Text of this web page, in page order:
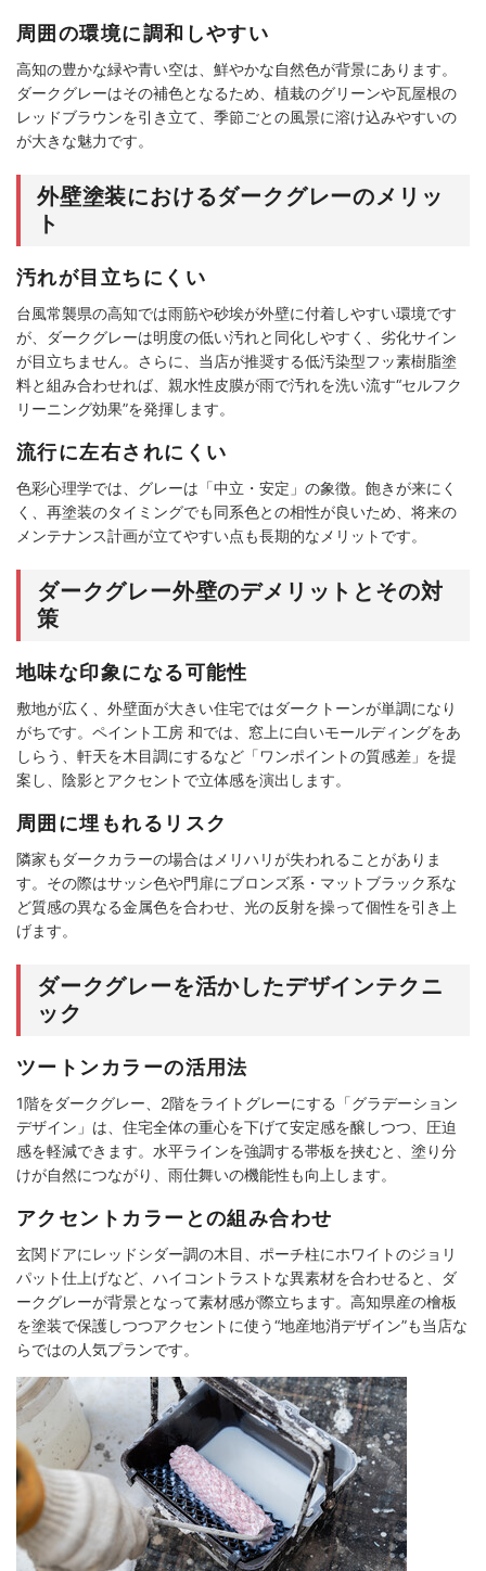
周囲の環境に調和しやすい
高知の豊かな緑や青い空は、鮮やかな自然色が背景にあります。
ダークグレーはその補色となるため、植栽のグリーンや瓦屋根の
レッドブラウンを引き立て、季節ごとの風景に溶け込みやすいの
が大きな魅力です。
外壁塗装におけるダークグレーのメリッ
ト
汚れが目立ちにくい
台風常襲県の高知では雨筋や砂埃が外壁に付着しやすい環境です
が、ダークグレーは明度の低い汚れと同化しやすく、劣化サイン
が目立ちません。さらに、当店が推奨する低汚染型フッ素樹脂塗
料と組み合わせれば、親水性皮膜が雨で汚れを洗い流す“セルフク
リーニング効果”を発揮します。
流行に左右されにくい
色彩心理学では、グレーは「中立・安定」の象徴。飽きが来にく
く、再塗装のタイミングでも同系色との相性が良いため、将来の
メンテナンス計画が立てやすい点も長期的なメリットです。
ダークグレー外壁のデメリットとその対
策
地味な印象になる可能性
敷地が広く、外壁面が大きい住宅ではダークトーンが単調になり
がちです。ペイント工房 和では、窓上に白いモールディングをあ
しらう、軒天を木目調にするなど「ワンポイントの質感差」を提
案し、陰影とアクセントで立体感を演出します。
周囲に埋もれるリスク
隣家もダークカラーの場合はメリハリが失われることがありま
す。その際はサッシ色や門扉にブロンズ系・マットブラック系な
ど質感の異なる金属色を合わせ、光の反射を操って個性を引き上
げます。
ダークグレーを活かしたデザインテクニ
ック
ツートンカラーの活用法
1階をダークグレー、2階をライトグレーにする「グラデーション
デザイン」は、住宅全体の重心を下げて安定感を醸しつつ、圧迫
感を軽減できます。水平ラインを強調する帯板を挟むと、塗り分
けが自然につながり、雨仕舞いの機能性も向上します。
アクセントカラーとの組み合わせ
玄関ドアにレッドシダー調の木目、ポーチ柱にホワイトのジョリ
パット仕上げなど、ハイコントラストな異素材を合わせると、ダ
ークグレーが背景となって素材感が際立ちます。高知県産の檜板
を塗装で保護しつつアクセントに使う“地産地消デザイン”も当店な
らではの人気プランです。